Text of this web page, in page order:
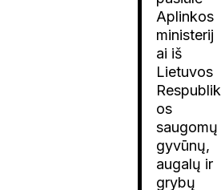
Aplinkos
ministerij
ai iš
Lietuvos
Respublik
os
saugomų
gyvūnų,
augalų ir
grybų